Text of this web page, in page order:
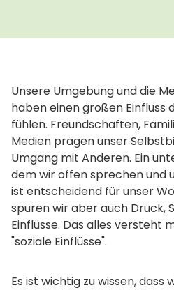
Unsere Umgebung und die
haben einen großen Einfluss
fühlen. Freundschaften,
Medien prägen unser
Umgang mit Anderen. Ein
dem wir offen sprechen und
ist entscheidend für unser
spüren wir aber auch Druck,
Einflüsse. Das alles versteht
"soziale Einflüsse".
Es ist wichtig zu wissen, dass